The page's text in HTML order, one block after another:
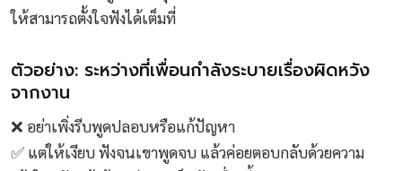
ให้สามารถตั้งใจฟังได้เต็มที่
ตัวอย่าง: ระหว่างที่เพื่อนกำลังระบายเรื่องผิดหวัง
จากงาน
❌ อย่าเพิ่งรีบพูดปลอบหรือแก้ปัญหา
✅ แต่ให้เงียบ ฟังจนเขาพูดจบ แล้วค่อยตอบกลับด้วยความ